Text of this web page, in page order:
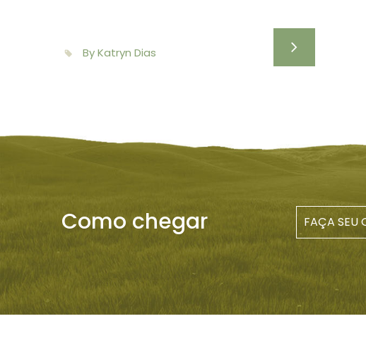
By Katryn Dias
Como chegar FAÇA SEU